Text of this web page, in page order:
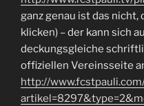
ganz genau ist das nicht,
klicken) – der kann sich
deckungsgleiche
offiziellen Vereinsseite
http://